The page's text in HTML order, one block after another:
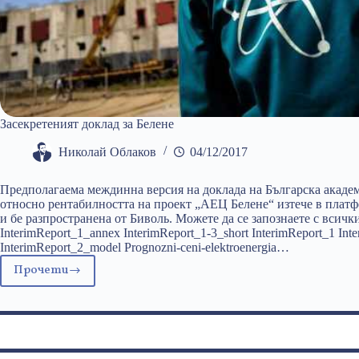
Засекретеният доклад за Белене
Николай Облаков 04/12/2017
Предполагаема междинна версия на доклада на Българска
относно рентабилността на проект „АЕЦ Белене“ изтече в
и бе разпространена от Биволь. Можете да се запознаете с
InterimReport_1_annex InterimReport_1-3_short InterimReport_1
InterimReport_2_model Prognozni-ceni-elektroenergia…
ПрочетиЗасекретеният
за